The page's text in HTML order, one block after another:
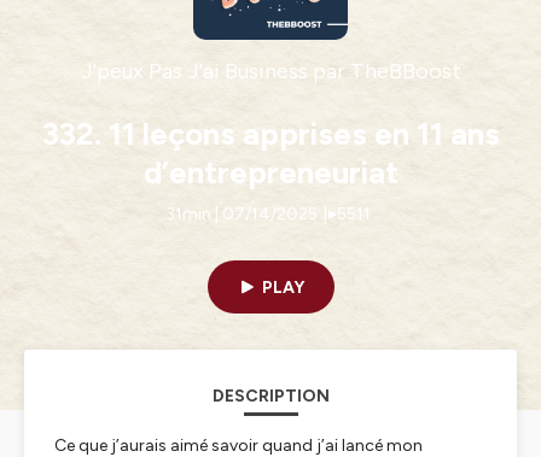
J'peux Pas J'ai Business par TheBBoost
332. 11 leçons apprises en 11 ans
d’entrepreneuriat
31min | 07/14/2025 5511
PLAY
DESCRIPTION
Ce que j’aurais aimé savoir quand j’ai lancé mon